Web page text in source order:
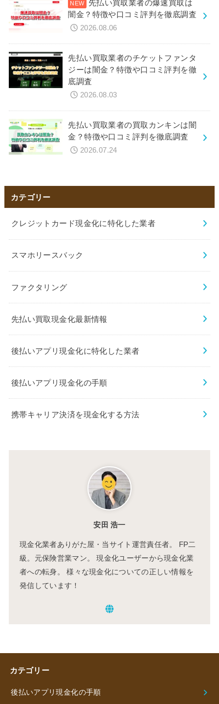
先払い買取業者の爆速買取は
闇金？特徴や口コミ評判を徹底調査
2026.08.06
先払い買取業者のチケットファンタ
ジーは闇金？特徴や口コミ評判を徹
底調査
2026.08.03
先払い買取業者の買取カンキンは闇
金？特徴や口コミ評判を徹底調査
2026.07.24
カテゴリー
クレジットカード現金化に特化した業者
スマホリースバック
ファクタリング
先払い買取現金化最新情報
後払いアプリ現金化に特化した業者
後払いアプリ現金化の手順
携帯キャリア決済を現金化する方法
安田 浩一
現金化業者ありがた屋・当サイト運営責任者。 FP二
級。元保険営業マン。 現金化ユーザーから現金化業
者への転身。 様々な現金化についての正しい情報を
発信しています！
カテゴリー
後払いアプリ現金化の手順